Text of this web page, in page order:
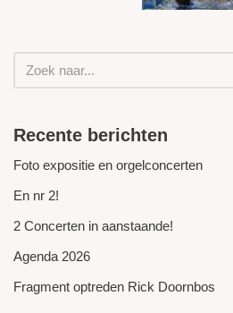
Recente berichten
Foto expositie en orgelconcerten
En nr 2!
2 Concerten in aanstaande!
Agenda 2026
Fragment optreden Rick Doornbos